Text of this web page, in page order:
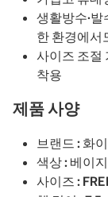
생활방수·
한 환경에서
사이즈 조절
착용
제품 사양
브랜드 : 화
색상 : 베이
사이즈 :